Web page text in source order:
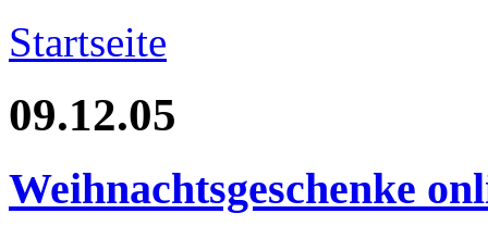
Startseite
09.12.05
Weihnachtsgeschenke